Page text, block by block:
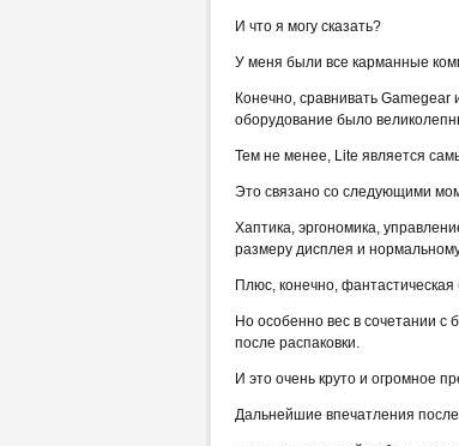
И что я могу сказать?
У меня были все карманные
Конечно, сравнивать Gamegear
оборудование было
Тем не менее, Lite является
Это связано со следующими
Хаптика, эргономика,
размеру дисплея и
Плюс, конечно,
Но особенно вес в сочетании с
после распаковки.
И это очень круто и огромное
Дальнейшие впечатления